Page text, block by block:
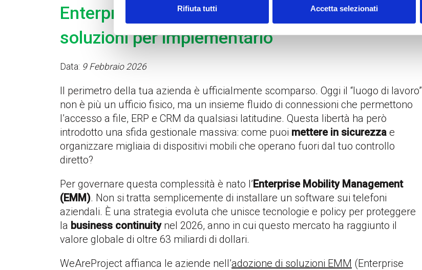
Rifiuta tutti Accetta selezionati
Enterprise Mobility Management: cos’è e 5
soluzioni per implementarlo
Data: 9 Febbraio 2026
Il perimetro della tua azienda è ufficialmente scomparso. Oggi il “luogo di lavoro”
non è più un ufficio fisico, ma un insieme fluido di connessioni che permettono
l’accesso a file, ERP e CRM da qualsiasi latitudine. Questa libertà ha però
introdotto una sfida gestionale massiva: come puoi mettere in sicurezza e
organizzare migliaia di dispositivi mobili che operano fuori dal tuo controllo
diretto?
Per governare questa complessità è nato l’Enterprise Mobility Management
(EMM). Non si tratta semplicemente di installare un software sui telefoni
aziendali. È una strategia evoluta che unisce tecnologie e policy per proteggere
la business continuitynel 2026, anno in cui questo mercato ha raggiunto il
valore globale di oltre 63 miliardi di dollari.
WeAreProject affianca le aziende nell’adozione di soluzioni EMM (Enterprise